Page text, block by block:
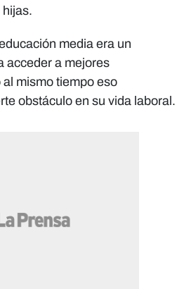
media era un
acceder a mejores
mismo tiempo eso
obstáculo en su vida laboral.